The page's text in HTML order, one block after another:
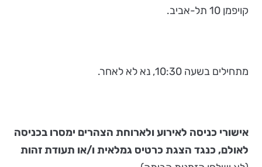
קויפמן 10 תל-אביב.
מתחילים בשעה 10:30, נא לא לאחר.
אישורי כניסה לאירוע ולארוחת הצהרים ימסרו בכניסה
לאולם, כנגד הצגת כרטיס גמלאית ו/או תעודת זהות